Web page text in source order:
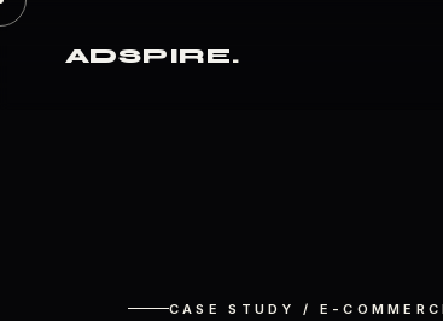
ADSPIRE.
CASE STUDY / E-